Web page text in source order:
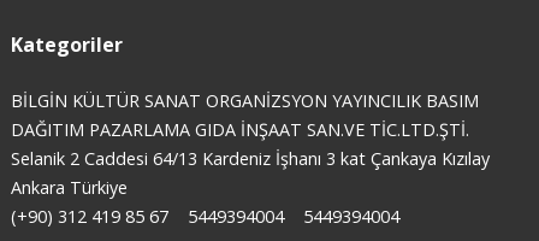
Kategoriler
BİLGİN KÜLTÜR SANAT ORGANİZSYON YAYINCILIK BASIM
DAĞITIM PAZARLAMA GIDA İNŞAAT SAN.VE TİC.LTD.ŞTİ.
Selanik 2 Caddesi 64/13 Kardeniz İşhanı 3 kat Çankaya Kızılay
Ankara Türkiye
(+90) 312 419 85 67
5449394004 5449394004